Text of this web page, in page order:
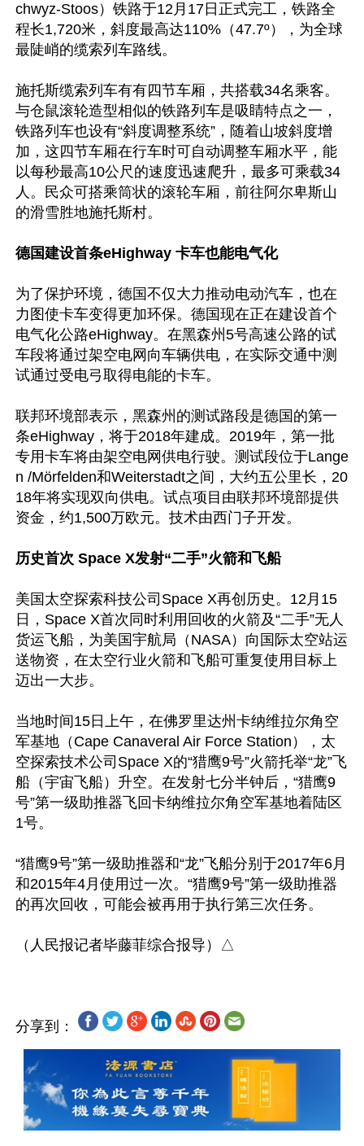
chwyz-Stoos）铁路于12月17日正式完工，铁路全
程长1,720米，斜度最高达110%（47.7º），为全球
最陡峭的缆索列车路线。
施托斯缆索列车有有四节车厢，共搭载34名乘客。
与仓鼠滚轮造型相似的铁路列车是吸睛特点之一，
铁路列车也设有“斜度调整系统”，随着山坡斜度增
加，这四节车厢在行车时可自动调整车厢水平，能
以每秒最高10公尺的速度迅速爬升，最多可乘载34
人。民众可搭乘筒状的滚轮车厢，前往阿尔卑斯山
的滑雪胜地施托斯村。
德国建设首条eHighway 卡车也能电气化
为了保护环境，德国不仅大力推动电动汽车，也在
力图使卡车变得更加环保。德国现在正在建设首个
电气化公路eHighway。在黑森州5号高速公路的试
车段将通过架空电网向车辆供电，在实际交通中测
试通过受电弓取得电能的卡车。
联邦环境部表示，黑森州的测试路段是德国的第一
条eHighway，将于2018年建成。2019年，第一批
专用卡车将由架空电网供电行驶。测试段位于Lange
n /Mörfelden和Weiterstadt之间，大约五公里长，20
18年将实现双向供电。试点项目由联邦环境部提供
资金，约1,500万欧元。技术由西门子开发。
历史首次 Space X发射“二手”火箭和飞船
美国太空探索科技公司Space X再创历史。12月15
日，Space X首次同时利用回收的火箭及“二手”无人
货运飞船，为美国宇航局（NASA）向国际太空站运
送物资，在太空行业火箭和飞船可重复使用目标上
迈出一大步。
当地时间15日上午，在佛罗里达州卡纳维拉尔角空
军基地（Cape Canaveral Air Force Station），太
空探索技术公司Space X的“猎鹰9号”火箭托举“龙”飞
船（宇宙飞船）升空。在发射七分半钟后，“猎鹰9
号”第一级助推器飞回卡纳维拉尔角空军基地着陆区
1号。
“猎鹰9号”第一级助推器和“龙”飞船分别于2017年6月
和2015年4月使用过一次。“猎鹰9号”第一级助推器
的再次回收，可能会被再用于执行第三次任务。
分享到：